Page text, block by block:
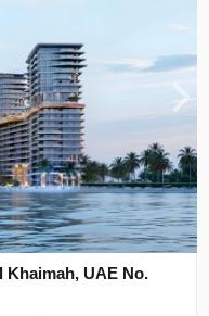
Khaimah, UAE No.